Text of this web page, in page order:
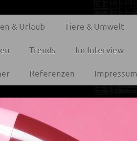
& Urlaub Tiere & Umwelt
Trends Im Interview
Referenzen Impressum